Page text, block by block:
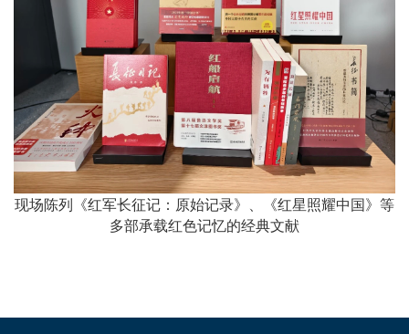
现场陈列《红军长征记：原始记录》、《红星照耀中国》等
多部承载红色记忆的经典文献